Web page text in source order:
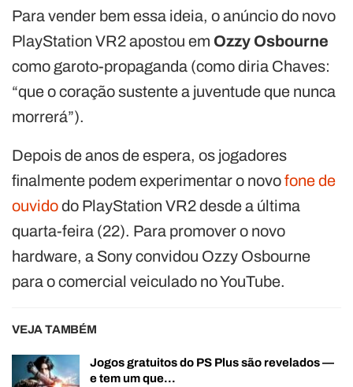
Para vender bem essa ideia, o anúncio do novo
PlayStation VR2 apostou em Ozzy Osbourne
como garoto-propaganda (como diria Chaves:
“que o coração sustente a juventude que nunca
morrerá”).
Depois de anos de espera, os jogadores
finalmente podem experimentar o novofone de
ouvidodo PlayStation VR2 desde a última
quarta-feira (22). Para promover o novo
hardware, a Sony convidou Ozzy Osbourne
para o comercial veiculado no YouTube.
VEJA TAMBÉM
Jogos gratuitos do PS Plus são revelados —
e tem um que…